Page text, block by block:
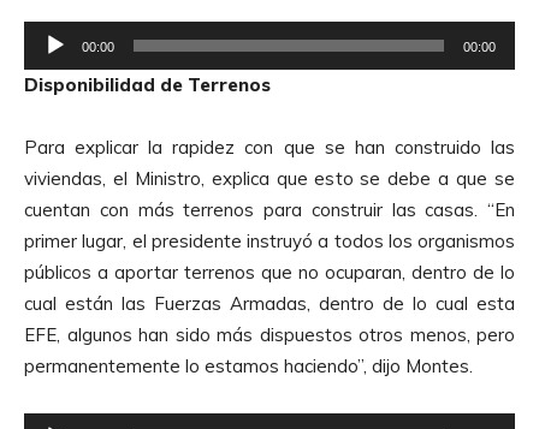
t
r
e
A
u
d
i
o
e
p
o
d
u
c
t
o
r
d
e
00:00 00:00
Disponibilidad de Terrenos
Para explicar la rapidez con que se han construido las
viviendas, el Ministro, explica que esto se debe a que se
cuentan con más terrenos para construir las casas. “En
primer lugar, el presidente instruyó a todos los organismos
públicos a aportar terrenos que no ocuparan, dentro de lo
cual están las Fuerzas Armadas, dentro de lo cual esta
EFE, algunos han sido más dispuestos otros menos, pero
permanentemente lo estamos haciendo”, dijo Montes.